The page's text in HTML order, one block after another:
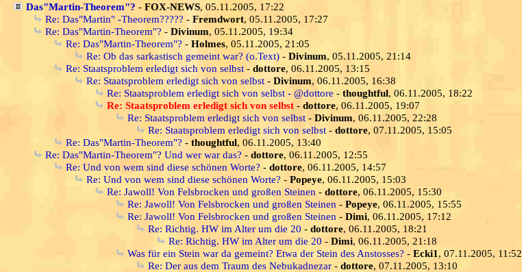
Das"Martin-Theorem"? - FOX-NEWS, 05.11.2005, 17:22
Re: Das"Martin" -Theorem????? - Fremdwort, 05.11.2005, 17:27
Re: Das"Martin-Theorem"? - Divinum, 05.11.2005, 19:34
Re: Das"Martin-Theorem"? - Holmes, 05.11.2005, 21:05
Re: Ob das sarkastisch gemeint war? (o.Text) - Divinum, 05.11.2005, 21:14
Re: Staatsproblem erledigt sich von selbst - dottore, 06.11.2005, 13:15
Re: Staatsproblem erledigt sich von selbst - Divinum, 06.11.2005, 16:38
Re: Staatsproblem erledigt sich von selbst - @dottore - thoughtful, 06.11.2005, 18:22
Re: Staatsproblem erledigt sich von selbst - dottore, 06.11.2005, 19:07
Re: Staatsproblem erledigt sich von selbst - Divinum, 06.11.2005, 22:28
Re: Staatsproblem erledigt sich von selbst - dottore, 07.11.2005, 15:05
Re: Das"Martin-Theorem"? - thoughtful, 06.11.2005, 13:40
Re: Das"Martin-Theorem"? Und wer war das? - dottore, 06.11.2005, 12:55
Re: Und von wem sind diese schönen Worte? - dottore, 06.11.2005, 14:57
Re: Und von wem sind diese schönen Worte? - Popeye, 06.11.2005, 15:03
Re: Jawoll! Von Felsbrocken und großen Steinen - dottore, 06.11.2005, 15:30
Re: Jawoll! Von Felsbrocken und großen Steinen - Popeye, 06.11.2005, 15:55
Re: Jawoll! Von Felsbrocken und großen Steinen - Dimi, 06.11.2005, 17:12
Re: Richtig. HW im Alter um die 20 - dottore, 06.11.2005, 18:21
Re: Richtig. HW im Alter um die 20 - Dimi, 06.11.2005, 21:18
Was für ein Stein war da gemeint? Etwa der Stein des Anstosses? - Ecki1 , 07.11.2005, 11:52
Re: Der aus dem Traum des Nebukadnezar - dottore, 07.11.2005, 13:10